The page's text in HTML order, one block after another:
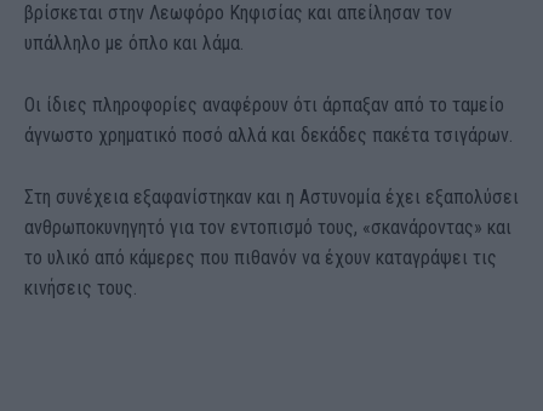
βρίσκεται στην Λεωφόρο Κηφισίας και απείλησαν τον
υπάλληλο με όπλο και λάμα.
Οι ίδιες πληροφορίες αναφέρουν ότι άρπαξαν από το ταμείο
άγνωστο χρηματικό ποσό αλλά και δεκάδες πακέτα τσιγάρων.
Στη συνέχεια εξαφανίστηκαν και η Αστυνομία έχει εξαπολύσει
ανθρωποκυνηγητό για τον εντοπισμό τους, «σκανάροντας» και
το υλικό από κάμερες που πιθανόν να έχουν καταγράψει τις
κινήσεις τους.